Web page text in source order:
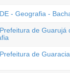
- Geografia -
de Guarujá
de